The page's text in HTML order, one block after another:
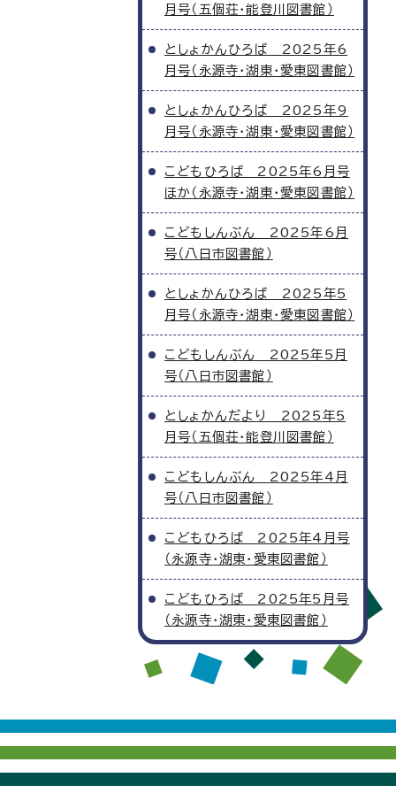
月号（五個荘・能登川図書館）
としょかんひろば 2025年6
月号（永源寺・湖東・愛東図書館）
としょかんひろば 2025年9
月号（永源寺・湖東・愛東図書館）
こどもひろば 2025年6月号
ほか（永源寺・湖東・愛東図書館）
こどもしんぶん 2025年6月
号（八日市図書館）
としょかんひろば 2025年5
月号（永源寺・湖東・愛東図書館）
こどもしんぶん 2025年5月
号（八日市図書館）
としょかんだより 2025年5
月号（五個荘・能登川図書館）
こどもしんぶん 2025年4月
号（八日市図書館）
こどもひろば 2025年4月号
（永源寺・湖東・愛東図書館）
こどもひろば 2025年5月号
（永源寺・湖東・愛東図書館）